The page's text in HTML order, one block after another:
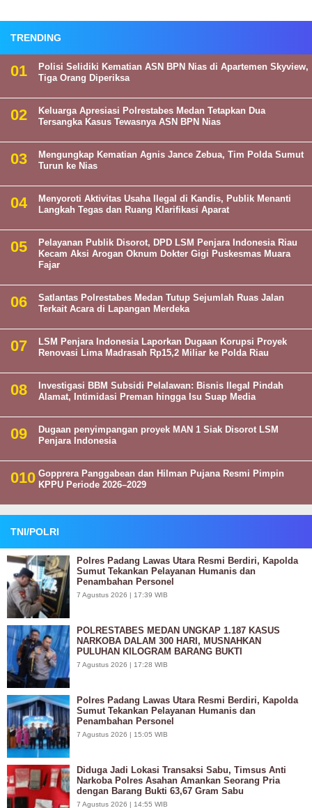
TRENDING
Polisi Selidiki Kematian ASN BPN Nias di Apartemen Skyview,
Tiga Orang Diperiksa
Keluarga Apresiasi Polrestabes Medan Tetapkan Dua
Tersangka Kasus Tewasnya ASN BPN Nias
Mengungkap Kematian Agnis Jance Zebua, Tim Polda Sumut
Turun ke Nias
Menyoroti Aktivitas Usaha Ilegal di Kandis, Publik Menanti
Langkah Tegas dan Ruang Klarifikasi Aparat
Pelayanan Publik Disorot, DPD LSM Penjara Indonesia Riau
Kecam Aksi Arogan Oknum Dokter Gigi Puskesmas Muara
Fajar
Satlantas Polrestabes Medan Tutup Sejumlah Ruas Jalan
Terkait Acara di Lapangan Merdeka
LSM Penjara Indonesia Laporkan Dugaan Korupsi Proyek
Renovasi Lima Madrasah Rp15,2 Miliar ke Polda Riau
Investigasi BBM Subsidi Pelalawan: Bisnis Ilegal Pindah
Alamat, Intimidasi Preman hingga Isu Suap Media
Dugaan penyimpangan proyek MAN 1 Siak Disorot LSM
Penjara Indonesia
Gopprera Panggabean dan Hilman Pujana Resmi Pimpin
KPPU Periode 2026–2029
TNI/POLRI
Polres Padang Lawas Utara Resmi Berdiri, Kapolda
Sumut Tekankan Pelayanan Humanis dan
Penambahan Personel
7 Agustus 2026 | 17:39 WIB
POLRESTABES MEDAN UNGKAP 1.187 KASUS
NARKOBA DALAM 300 HARI, MUSNAHKAN
PULUHAN KILOGRAM BARANG BUKTI
7 Agustus 2026 | 17:28 WIB
Polres Padang Lawas Utara Resmi Berdiri, Kapolda
Sumut Tekankan Pelayanan Humanis dan
Penambahan Personel
7 Agustus 2026 | 15:05 WIB
Diduga Jadi Lokasi Transaksi Sabu, Timsus Anti
Narkoba Polres Asahan Amankan Seorang Pria
dengan Barang Bukti 63,67 Gram Sabu
7 Agustus 2026 | 14:55 WIB